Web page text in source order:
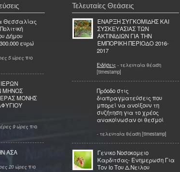
Θεσσαλίας
Δήμου
ευρώ
5 ώρες πιο
ΜΗΝΟΣ
ΜΟΝΗΣ
9 ώρες πιο
ΑΣΑ
20 ώρες πιο
Τελευταίες Θεάσεις
ΕΝΑΡΞΗ ΣΥΓΚΟΜΙΔΗΣ ΚΑΙ
ΣΥΣΚΕΥΑΣΙΑΣ ΤΩΝ
ΑΚΤΙΝΙΔΙΩΝ ΓΙΑ ΤΗΝ
ΕΜΠΟΡΙΚΗ ΠΕΡΙΟΔΟ 2016-
2017
Ειδήσεις - τελευταία θέαση
[timestamp]
Πρόοδο στις
διαπραγματεύσεις που
μπορεί να ανοίξουν τη
συζήτηση για το χρέος
ανακοίνωσαν οι θεσμοί
- τελευταία θέαση [timestamp]
Γενικο Νοσοκομειο
Καρδιτσας- Ενημερωση Για
Τον Ιο Του Δ.Νειλου